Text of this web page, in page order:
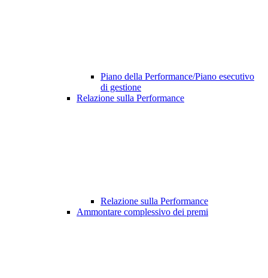
Piano della Performance/Piano esecutivo
di gestione
Relazione sulla Performance
Relazione sulla Performance
Ammontare complessivo dei premi